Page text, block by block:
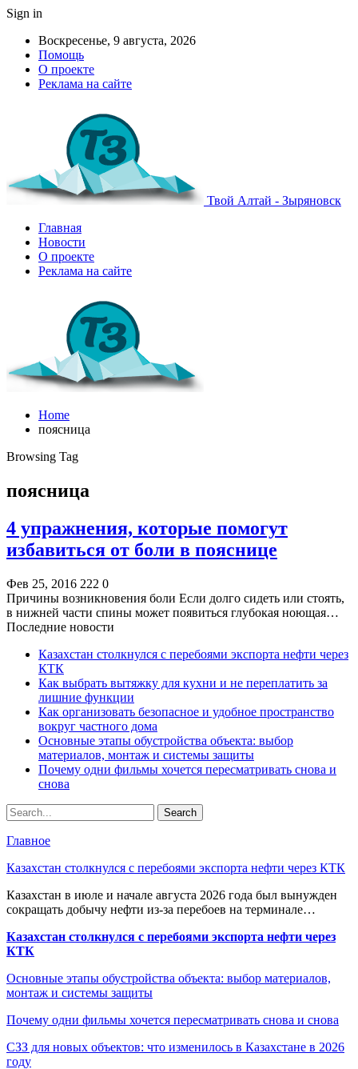
Sign in
Воскресенье, 9 августа, 2026
Помощь
О проекте
Реклама на сайте
Твой Алтай - Зыряновск
Главная
Новости
О проекте
Реклама на сайте
Home
поясница
Browsing Tag
поясница
4 упражнения, которые помогут
избавиться от боли в пояснице
Фев 25, 2016 222 0
Причины возникновения боли Если долго сидеть или стоять,
в нижней части спины может появиться глубокая ноющая…
Последние новости
Казахстан столкнулся с перебоями экспорта нефти через
КТК
Как выбрать вытяжку для кухни и не переплатить за
лишние функции
Как организовать безопасное и удобное пространство
вокруг частного дома
Основные этапы обустройства объекта: выбор
материалов, монтаж и системы защиты
Почему одни фильмы хочется пересматривать снова и
снова
Главное
Казахстан столкнулся с перебоями экспорта нефти через КТК
Казахстан в июле и начале августа 2026 года был вынужден
сокращать добычу нефти из-за перебоев на терминале…
Казахстан столкнулся с перебоями экспорта нефти через
КТК
Основные этапы обустройства объекта: выбор материалов,
монтаж и системы защиты
Почему одни фильмы хочется пересматривать снова и снова
СЗЗ для новых объектов: что изменилось в Казахстане в 2026
году